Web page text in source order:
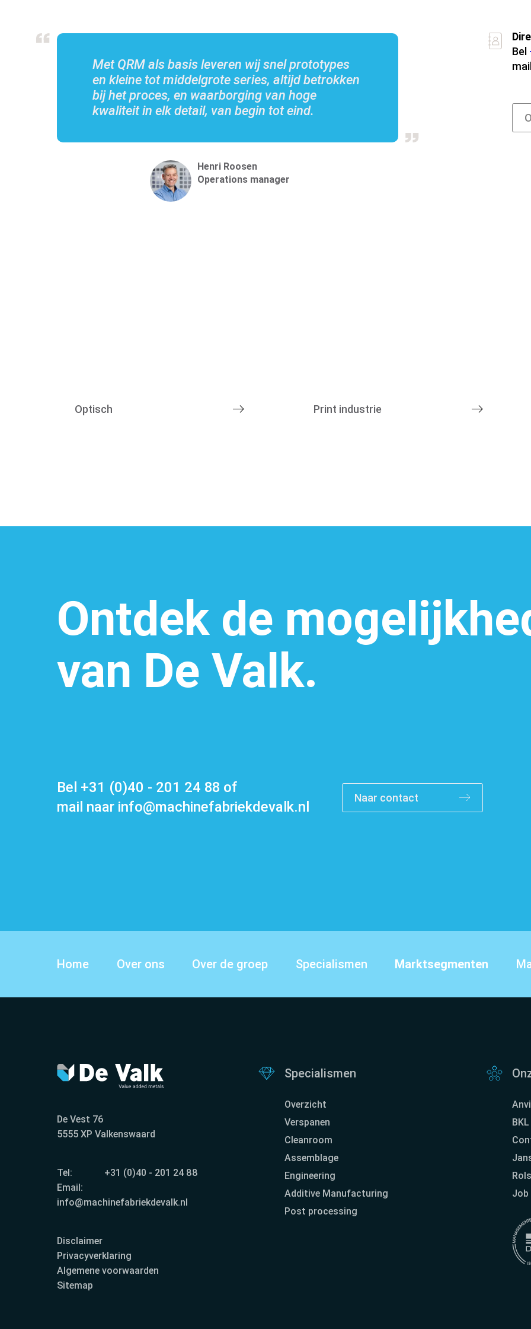
Over de groep
Contact
Met QRM als basis leveren wij snel prototypes
en kleine tot middelgrote series, altijd betrokken
bij het proces, en waarborging van hoge
kwaliteit in elk detail, van begin tot eind.
Henri Roosen
Operations manager
Bel
Optisch Print industrie
Ontdek de
van De Valk.
Bel +31 (0)40 - 201 24 88 of
mail naar info@machinefabriekdevalk.nl
Naar contact
Home Over ons Over de groep Specialismen Marktsegmenten
De Vest 76
5555 XP Valkenswaard
Tel:
+31 (0)40 - 201 24 88
Email:
info@machinefabriekdevalk.nl
Disclaimer
Privacyverklaring
Algemene voorwaarden
Sitemap
Specialismen
Overzicht
Verspanen
Cleanroom
Assemblage
Engineering
Additive Manufacturing
Post processing
Job